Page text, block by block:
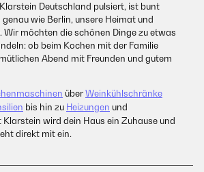
Deutschland pulsiert, ist bunt
genau wie Berlin, unsere Heimat und
Wir möchten die schönen Dinge zu etwas
ob beim Kochen mit der Familie
Abend mit Freunden und gutem
überWeinkühlschränke
bis hin zu Heizungen und
Klarstein wird dein Haus ein Zuhause und
direkt mit ein.